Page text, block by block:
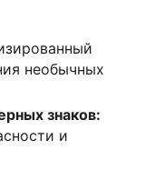
необычных
знаков:
и